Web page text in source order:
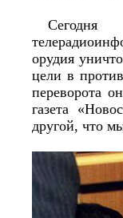
орудия
цели в
переворота
газета
другой, что